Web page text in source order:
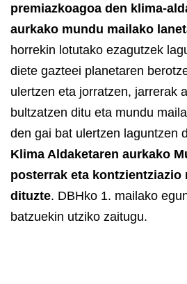
premiazkoagoa den klima-
aurkako mundu mailako
horrekin lotutako ezagutzek
diete gazteei planetaren
ulertzen eta jorratzen, jarrerak
bultzatzen ditu eta mundu
den gai bat ulertzen laguntzen
Klima Aldaketaren aurkako
posterrak eta kontzientziazio
dituzte. DBHko 1. mailako
batzuekin utziko zaitugu.